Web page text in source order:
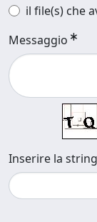
il file(s) che
Messaggio
Inserire la